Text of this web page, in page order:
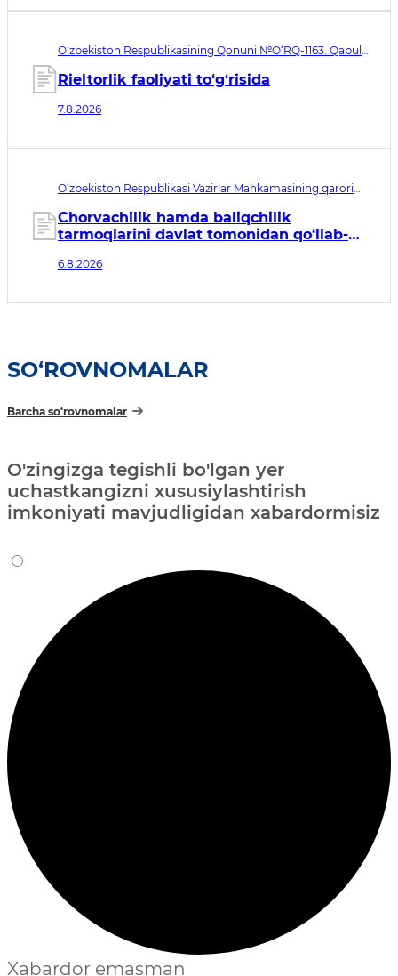
O‘zbekiston Respublikasining Qonuni №O‘RQ-1163. Qabul
Rieltorlik faoliyati to‘g‘risida
7.8.2026
O‘zbekiston Respublikasi Vazirlar Mahkamasining qarori
sanasi 07.08.2026
Chorvachilik hamda baliqchilik
tarmoqlarini davlat tomonidan qo‘llab-
tadbirlari to‘g‘risida
6.8.2026
SO‘ROVNOMALAR
Barcha so‘rovnomalar
O'zingizga tegishli bo'lgan yer
uchastkangizni xususiylashtirish
imkoniyati mavjudligidan xabardormisiz
Xabardor emasman